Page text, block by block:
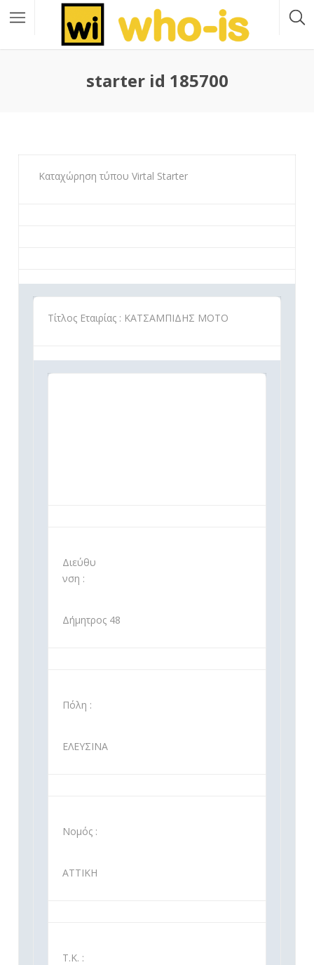
starter id 185700
Καταχώρηση τύπου Virtal Starter
Τίτλος Εταιρίας : ΚΑΤΣΑΜΠΙΔΗΣ ΜΟΤΟ
Διεύθυ
νση :
Δήμητρος 48
Πόλη :
ΕΛΕΥΣΙΝΑ
Νομός :
ΑΤΤΙΚΗ
Τ.Κ. :